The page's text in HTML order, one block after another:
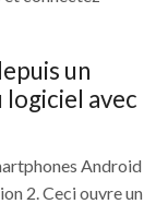
un
avec
Android
2. Ceci ouvre un